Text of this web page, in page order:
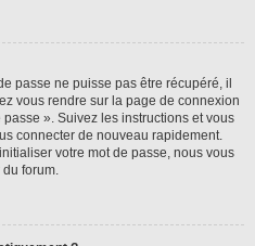
passe ne puisse pas être récupéré, il
vous rendre sur la page de connexion
». Suivez les instructions et vous
connecter de nouveau rapidement.
votre mot de passe, nous vous
forum.